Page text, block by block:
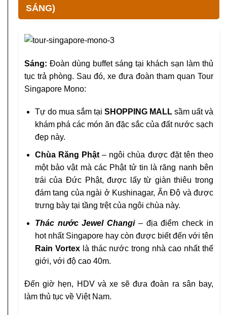
SÁNG)
Sáng: Đoàn dùng buffet sáng tại khách sạn làm thủ
tục trả phòng. Sau đó, xe đưa đoàn tham quan Tour
Singapore Mono:
Tự do mua sắm tại SHOPPING MALLsầm uất và
khám phá các món ăn đặc sắc của đất nước sạch
đẹp này.
Chùa Răng Phật – ngôi chùa được đặt tên theo
một bảo vật mà các Phật tử tin là răng nanh bên
trái của Đức Phật, được lấy từ giàn thiêu trong
đám tang của ngài ở Kushinagar, Ấn Độ và được
trưng bày tại tầng trệt của ngôi chùa này.
Thác nước Jewel Changi– địa điểm check in
hot nhất Singapore hay còn được biết đến với tên
Rain Vortexlà thác nước trong nhà cao nhất thế
giới, với độ cao 40m.
Đến giờ hẹn, HDV và xe sẽ đưa đoàn ra sân bay,
làm thủ tục về Việt Nam.